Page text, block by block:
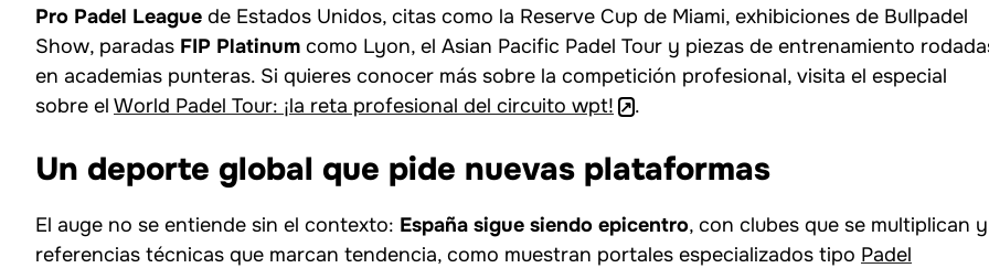
Pro Padel League de Estados Unidos, citas como la Reserve Cup de Miami, exhibiciones de Bullpadel
Show, paradas FIP Platinum como Lyon, el Asian Pacific Padel Tour y piezas de entrenamiento
en academias punteras. Si quieres conocer más sobre la competición profesional, visita el especial
sobre el World Padel Tour: ¡la reta profesional del circuito wpt! .
Un deporte global que pide nuevas plataformas
El auge no se entiende sin el contexto: España sigue siendo epicentro, con clubes que se multiplican y
referencias técnicas que marcan tendencia, como muestran portales especializados tipo Padel